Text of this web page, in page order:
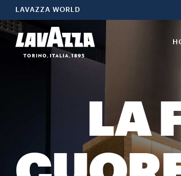
LAVAZZA WORLD
LA